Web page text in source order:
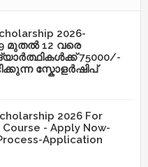
2026-
മുതൽ 12 വരെ
75000/-
സ്കോളർഷിപ്
2026 For
- Apply Now-
Application